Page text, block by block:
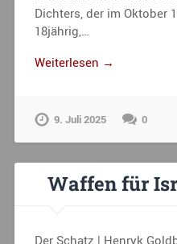
Dichters, der im Oktober
18jährig,…
Weiterlesen →
9. Juli 2025 0
Waffen für
Der Schatz | Henryk